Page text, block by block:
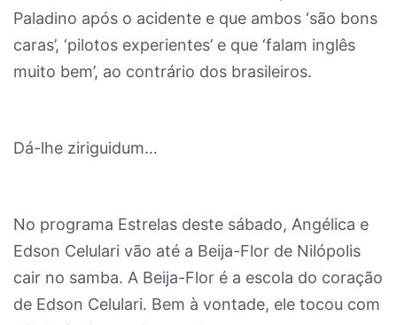
Paladino após o acidente e que ambos ‘são bons
caras’, ‘pilotos experientes’ e que ‘falam inglês
muito bem’, ao contrário dos brasileiros.
Dá-lhe ziriguidum…
No programa Estrelas deste sábado, Angélica e
Edson Celulari vão até a Beija-Flor de Nilópolis
cair no samba. A Beija-Flor é a escola do coração
de Edson Celulari. Bem à vontade, ele tocou com